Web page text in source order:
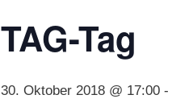
TAG-Tag
30. Oktober 2018 @ 17:00 -